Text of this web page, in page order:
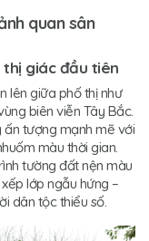
quan sân
thị giác đầu tiên
lên giữa phố thị như
biên viễn Tây Bắc.
tượng mạnh mẽ với
màu thời gian.
tường đất nện màu
lớp ngẫu hứng –
dân tộc thiểu số.